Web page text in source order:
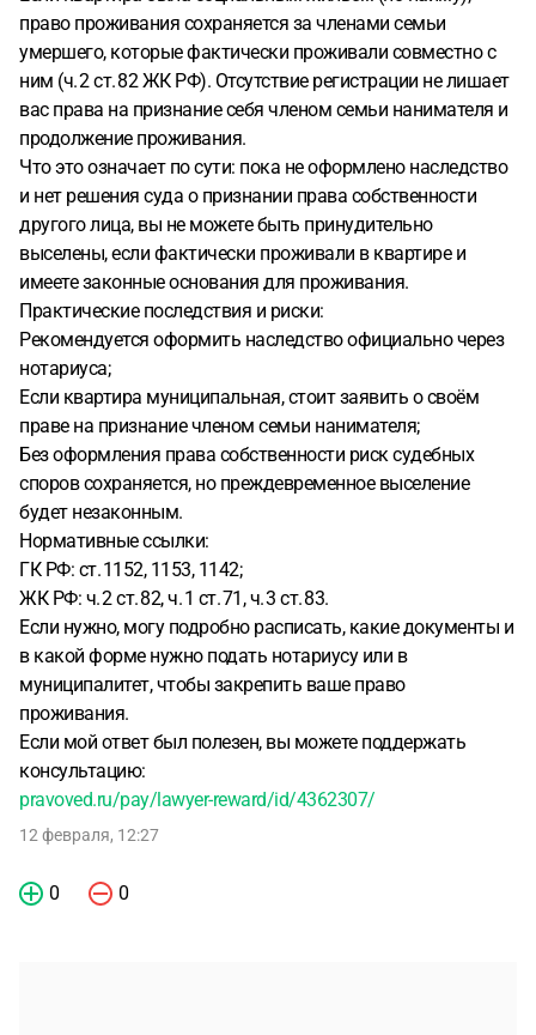
право проживания сохраняется за членами семьи
умершего, которые фактически проживали совместно с
ним (ч. 2 ст. 82 ЖК РФ). Отсутствие регистрации не лишает
вас права на признание себя членом семьи нанимателя и
продолжение проживания.
Что это означает по сути: пока не оформлено наследство
и нет решения суда о признании права собственности
другого лица, вы не можете быть принудительно
выселены, если фактически проживали в квартире и
имеете законные основания для проживания.
Практические последствия и риски:
Рекомендуется оформить наследство официально через
нотариуса;
Если квартира муниципальная, стоит заявить о своём
праве на признание членом семьи нанимателя;
Без оформления права собственности риск судебных
споров сохраняется, но преждевременное выселение
будет незаконным.
Нормативные ссылки:
ГК РФ: ст. 1152, 1153, 1142;
ЖК РФ: ч. 2 ст. 82, ч. 1 ст. 71, ч. 3 ст. 83.
Если нужно, могу подробно расписать, какие документы и
в какой форме нужно подать нотариусу или в
муниципалитет, чтобы закрепить ваше право
проживания.
Если мой ответ был полезен, вы можете поддержать
консультацию:
pravoved.ru/pay/lawyer-reward/id/4362307/
12 февраля, 12:27
0 0